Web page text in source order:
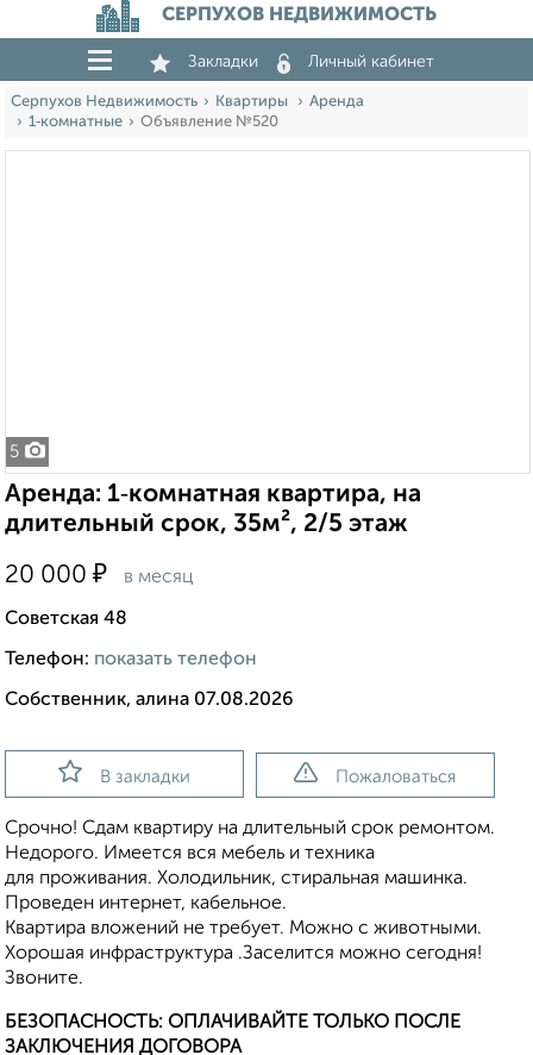
СЕРПУХОВ НЕДВИЖИМОСТЬ
Закладки Личный кабинет
Серпухов Недвижимость Квартиры
Аренда
1‑комнатные
Объявление №520
5
Аренда: 1‑комнатная квартира, на
длительный срок, 35м², 2/5 этаж
20 000 ₽ в месяц
Советская 48
Телефон: показать телефон
Собственник, алина 07.08.2026
В закладки Пожаловаться
Срочно! Сдам квартиру на длительный срок ремонтом.
Недорого. Имеется вся мебель и техника
для проживания. Холодильник, стиральная машинка.
Проведен интернет, кабельное.
Квартира вложений не требует. Можно с животными.
Хорошая инфраструктура .Заселится можно сегодня!
Звоните.
БЕЗОПАСНОСТЬ: ОПЛАЧИВАЙТЕ ТОЛЬКО ПОСЛЕ
ЗАКЛЮЧЕНИЯ ДОГОВОРА